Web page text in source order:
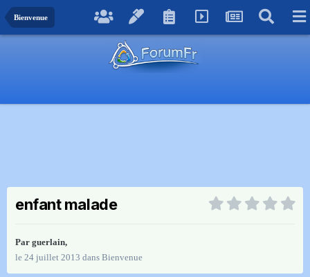
Bienvenue
enfant malade
Par guerlain,
le 24 juillet 2013 dans Bienvenue